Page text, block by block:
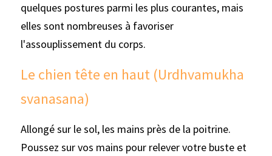
quelques postures parmi les plus courantes, mais
elles sont nombreuses à favoriser
l'assouplissement du corps.
Le chien tête en haut (Urdhvamukha
svanasana)
Allongé sur le sol, les mains près de la poitrine.
Poussez sur vos mains pour relever votre buste et